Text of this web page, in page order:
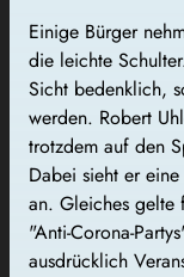
Einige Bürger
die leichte
Sicht bedenklich,
werden. Robert
trotzdem auf den
Dabei sieht er
an. Gleiches gelte
"Anti-Corona-
ausdrücklich